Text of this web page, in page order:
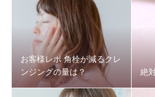
お客様レポ 角栓が減るクレ
ンジングの量は？
絶